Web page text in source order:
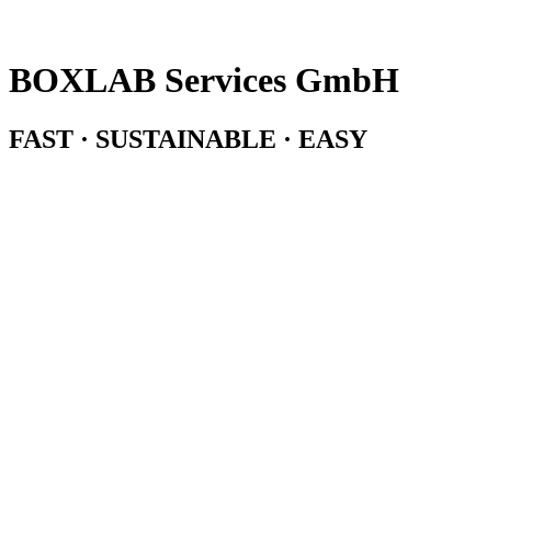
BOXLAB Services GmbH
FAST · SUSTAINABLE · EASY